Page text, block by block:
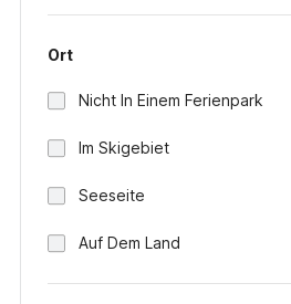
Ort
Nicht In Einem Ferienpark
Im Skigebiet
Seeseite
Auf Dem Land